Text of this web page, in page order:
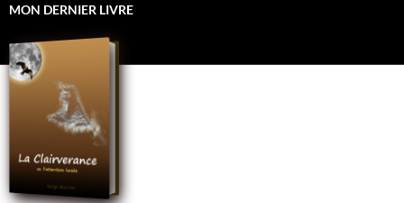
MON DERNIER LIVRE